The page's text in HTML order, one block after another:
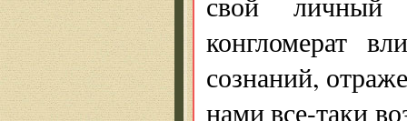
конгломерат
сознаний,
нами все-таки